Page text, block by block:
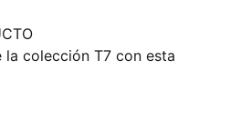
la colección T7 con esta
Presenta las clásicas tiras
bidireccional y bolsillos
puños y la cintura en rib